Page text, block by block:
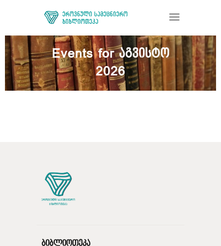
Events for აგვისტო
2026
ᲑᲘᲑᲚᲘᲝᲗᲔᲙᲐ
ᲛᲝᲛᲡᲐᲮᲣᲠᲔᲑᲐ
ბიბლიოთეკა